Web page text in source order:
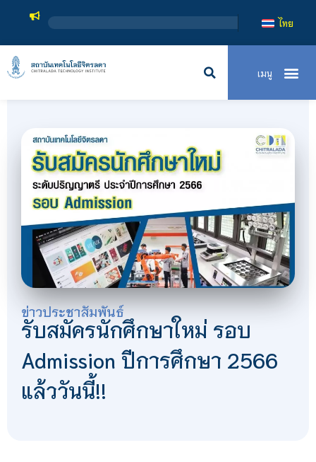
สถาบัน
ไทย
ข่าวประชาสัมพันธ์
รับสมัครนักศึกษาใหม่ รอบ
Admission ปีการศึกษา 2566
แล้ววันนี้!!